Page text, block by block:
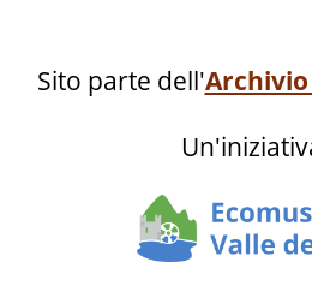
Sito parte dell'